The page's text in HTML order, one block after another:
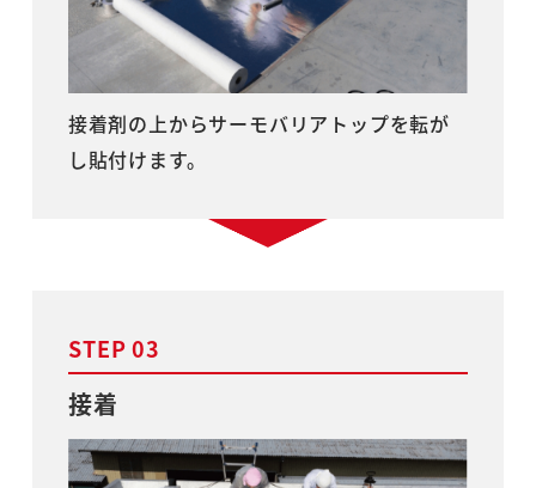
接着剤の上からサーモバリアトップを転が
し貼付けます。
STEP 03
接着